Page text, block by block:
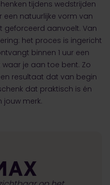
tijdens wedstrijden
natuurlijke vorm van
geforceerd aanvoelt. Van
het proces is ingericht
binnen 1 uur een
je aan toe bent. Zo
resultaat dat van begin
dat praktisch is én
merk.